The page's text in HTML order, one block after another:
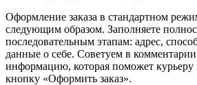
Оформление заказа в стандартном
следующим образом. Заполняете
последовательным этапам: адрес,
данные о себе. Советуем в комментарии
информацию, которая поможет
кнопку «Оформить заказ».